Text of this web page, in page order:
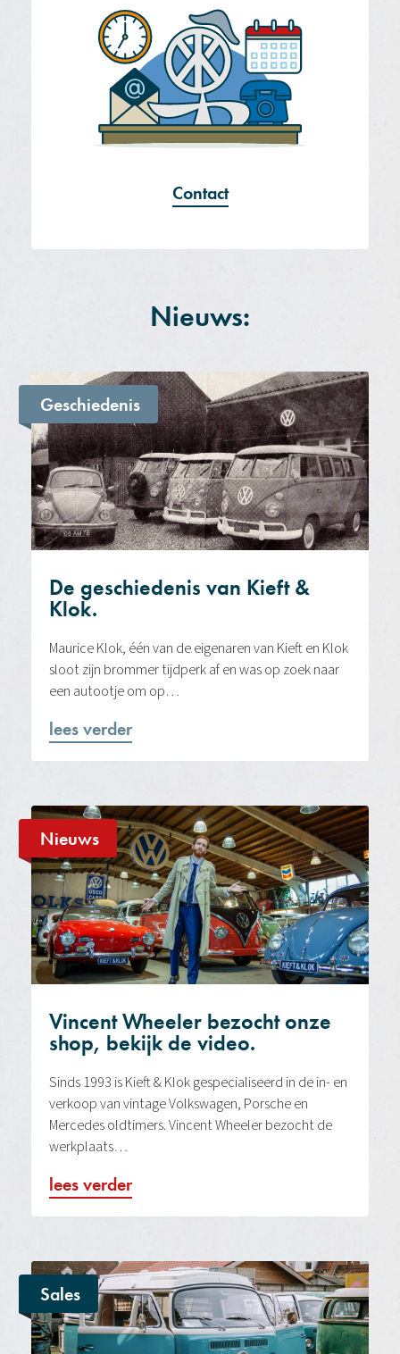
Contact
Nieuws:
Geschiedenis
De geschiedenis van Kieft &
Klok.
Maurice Klok, één van de eigenaren van Kieft en Klok
sloot zijn brommer tijdperk af en was op zoek naar
een autootje om op…
lees verder
Nieuws
Vincent Wheeler bezocht onze
shop, bekijk de video.
Sinds 1993 is Kieft & Klok gespecialiseerd in de in- en
verkoop van vintage Volkswagen, Porsche en
Mercedes oldtimers. Vincent Wheeler bezocht de
werkplaats…
lees verder
Sales